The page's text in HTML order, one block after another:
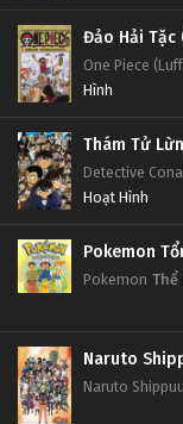
Đảo Hải Tặc
One Piece
Hình
Thám Tử
Detective
Hoạt Hình
Pokemon
Pokemon Thể
Naruto
Naruto